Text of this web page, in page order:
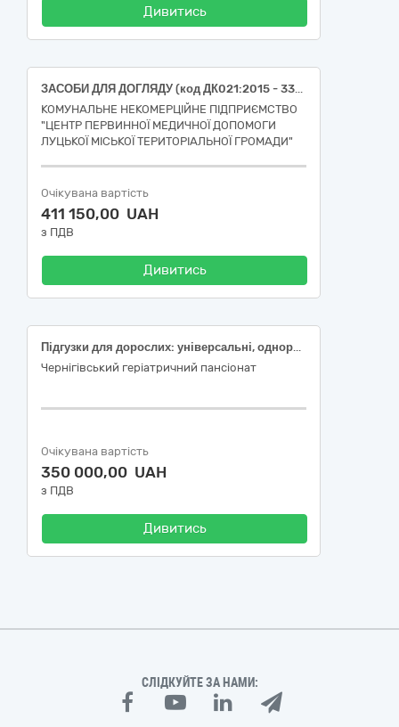
Дивитись
ЗАСОБИ ДЛЯ ДОГЛЯДУ (код ДК021:2015 - 33750000-2 Засоби для догляду за малюками)
КОМУНАЛЬНЕ НЕКОМЕРЦІЙНЕ ПІДПРИЄМСТВО
"ЦЕНТР ПЕРВИННОЇ МЕДИЧНОЇ ДОПОМОГИ
ЛУЦЬКОЇ МІСЬКОЇ ТЕРИТОРІАЛЬНОЇ ГРОМАДИ"
Очікувана вартість
411 150,00 UAH
з ПДВ
Дивитись
Підгузки для дорослих: універсальні, одноразові, розмір: M, охоплення талії: 70-130 см, поглинання: 1020-3000 мл ; Підгузки для дорослих: універсальні, одноразові, розмір: L, охоплення талії: 83-155 см, поглинання: 1240-3650 мл; Підгузки для дорослих: універсальні, одноразові, розмір: XL, охоплення талії: 90-175 см, поглинання: 1250-3650 мл; Пелюшка одноразова, розмір: 210 x 75 см, гіпоалергенна, з абсорбуючим матеріалом, з адгезивним краєм, Неткане волокно, стерильна
Чернігівський геріатричний пансіонат
Очікувана вартість
350 000,00 UAH
з ПДВ
Дивитись
СЛІДКУЙТЕ ЗА НАМИ: